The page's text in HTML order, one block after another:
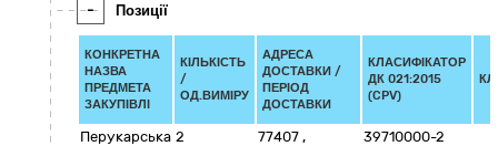
- Позиції
КОНКРЕТНА
НАЗВА
ПРЕДМЕТА
ЗАКУПІВЛІ
КІЛЬКІСТЬ
/
ОД.ВИМІРУ
АДРЕСА
ДОСТАВКИ /
ПЕРІОД
ДОСТАВКИ
КЛАСИФІКАТОР
ДК 021:2015
(CPV)
Перукарська 2
77407 ,
39710000-2